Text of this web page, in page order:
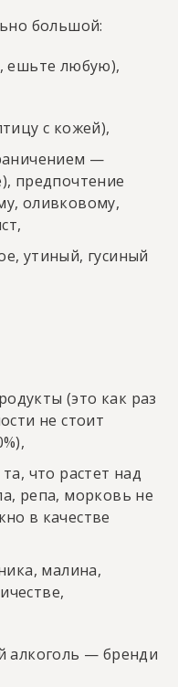
большой:
ешьте любую),
с кожей),
—
предпочтение
оливковому,
утиный, гусиный
(это как раз
не стоит
что растет над
репа, морковь не
в качестве
малина,
алкоголь — бренди